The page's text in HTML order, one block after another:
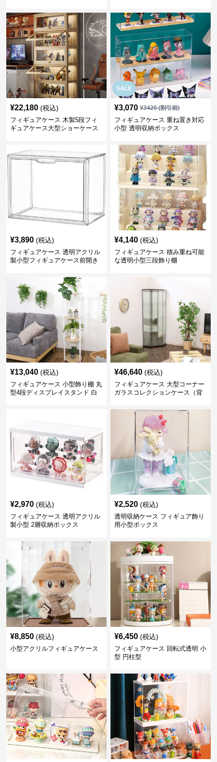
¥22,180 (税込)
フィギュアケース 木製5段フィ
ギュアケース大型ショーケース
SALE
¥3,070 ¥3420(割引前)
フィギュアケース 重ね置き対応
小型 透明収納ボックス
¥3,890 (税込)
フィギュアケース 透明アクリル
製小型フィギュアケース前開き
¥4,140 (税込)
フィギュアケース 積み重ね可能
な透明小型三段飾り棚
¥13,040 (税込)
フィギュアケース 小型飾り棚 丸
型4段ディスプレイスタンド 白
¥46,640 (税込)
フィギュアケース 大型コーナー
ガラスコレクションケース（背
¥2,970 (税込)
フィギュアケース 透明アクリル
製小型 2層収納ボックス
¥2,520 (税込)
透明収納ケース フィギュア飾り
用小型ボックス
¥8,850 (税込)
小型アクリルフィギュアケース
¥6,450 (税込)
フィギュアケース 回転式透明 小
型 円柱型